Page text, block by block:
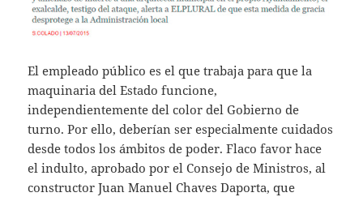
El empleado público es el que trabaja para que la
maquinaria del Estado funcione,
independientemente del color del Gobierno de
turno. Por ello, deberían ser especialmente cuidados
desde todos los ámbitos de poder. Flaco favor hace
el indulto, aprobado por el Consejo de Ministros, al
constructor Juan Manuel Chaves Daporta, que